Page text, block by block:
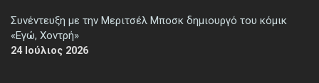
Συνέντευξη με την Μεριτσέλ Μποσκ δημιουργό του κόμικ
«Εγώ, Χοντρή»
24 Ιούλιος 2026